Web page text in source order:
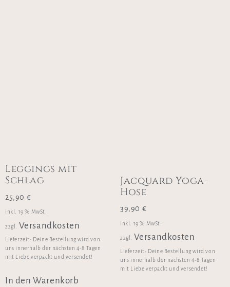
Leggings mit
Schlag
25,90 €
inkl. 19 % MwSt.
zzgl. Versandkosten
Lieferzeit: Deine Bestellung wird von
uns innerhalb der nächsten 4-8 Tagen
mit Liebe verpackt und versendet!
In den Warenkorb
Jacquard Yoga-
Hose
39,90 €
inkl. 19 % MwSt.
zzgl. Versandkosten
Lieferzeit: Deine Bestellung wird von
uns innerhalb der nächsten 4-8 Tagen
mit Liebe verpackt und versendet!